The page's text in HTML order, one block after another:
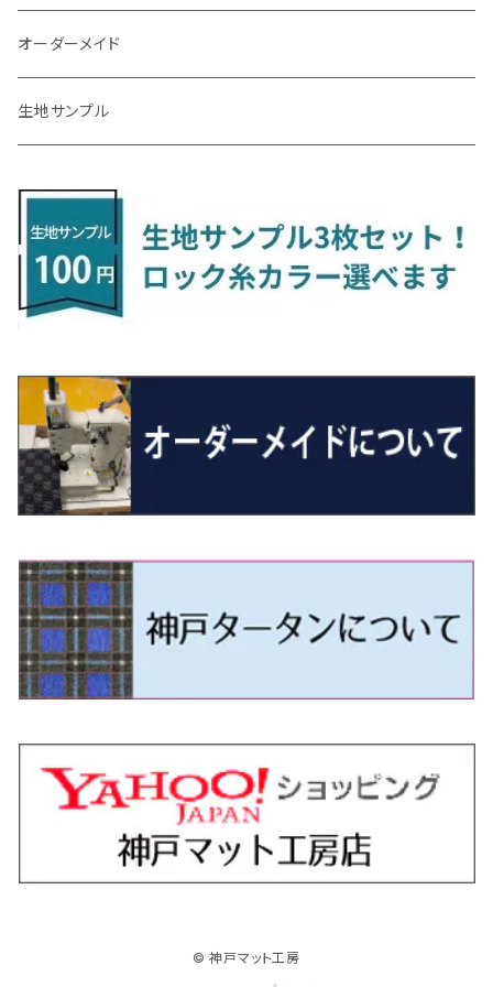
R3/7～ MXPK系
H23/9～H30/4 270系
アリオン
H23/10～R3/3 260系
アルファード/ヴェルファイアＨＶ
H27/1～R5/6 30系
R5/6～ 40系
H24/4～29/10 20系
ヴィッツ
H22/12～R2/3 130系
ヴォクシー
H26/1～R4/1 80系
R4/1～ 90系
エスクァイア
H26/10～R3/12 80系
エスティマ
H18/1～H24/5（前期）
H24/5～R1/10（後期）
エスティマ・ハイブリッド
H18/6～H24/5（前期）
H24/5～R1/10（後期）
オーリス
H24/8～H30/3 180系
カムリ
H24/5～ 160系
カローラ・クロス
カローラ・スポーツ
H29/10～
ＬＸ
H27/9～R3/10 URJ201W
ＮＸ
R3/11～ 20系
H26/10～
ＲＸ
H27/10～R4/7 20系5人乗
H29/12～R4/7 20系7人乗
R4/11～ 10系
ＵＸ
H30/11～
H24/6～ E26 3人乗
H24/6～ E26 5・6人乗
キューブ
H14/10～R2/3 Z11・Z12
キックス
R2/6~R8/6 15系(e-POWER)
R8/6～ 16系
H11/6～H16/10 Y34
サクラ
R4/5～ B6AW
シーマ
H13/1～R4/8 F50・Y51
シルビア
H3/1～H11/1 S13・S14
H11/1～H14/11 S15
シルフィ
H24/12～R3/10 TB17
ジューク
H22/6～R2/6 F15
スカイライン
H13/6～H18/11 V35
H26/2～ V37
スカイライン・クロスオーバー
H11/6～H16/10 Y34
H1/6～H11/6 Y30
セレナ
H22/11～H28/9 C26
H24/4～R4/1 S3系
H24/2～H26/9 S200系
H26/9～ S500系
シフォン
H28/12～R1/7 LA600/610
ジャスティ
H23/5～ LA100系
ソルテラ
R4/5~ XEAM10X・YEAM15X
ディアスワゴン
H21/9～R2/4 S300系
トレジア
H22/11～H28/3 120系
フォレスター
H14/2～ SG/SH/SJ/SK系
プレオ
H22/4～H30/3 L275/285
プレオプラス
H24/12～H29/5 LA300/310
レヴォーグ
H15/6～R2/8 BN/BM/BL系
レガシィアウトバック
H15/10～ BP/BR/BS/BT系
レガシィツーリングワゴン
R1/8～ GJ系
ＭＸ－３０
R2/10～ DREJ3P
アクセラ/アクセラ・スポーツ
H24/11～R1/8 GJ系
キャロル
H27/1～ HB36/37/97S
キャロルエコ
H24/11～H27/1 HB35S
スクラム
H17/9～ DG64/DG17
スクラムトラック
H25/9～ DG16T
デミオ
H19/7～R1/7 DE/DJ系
ビアンテ
H20/7～30/3 CC系
ファミリア バン
H30/6～ 160系
H24/10～ MJ系
フレアクロスオーバー
H26/1～ MS系
H14/6～ L880/LA400K
タフト
R2/6～ LA900/910S
タント
R1/7～ LA650/660
H28/11～ M900系
ハイゼット・キャディー
H28/6～R3/9 LA700V
ハイゼット・カーゴ
H16/12～ S300/S700系
ハイゼット・トラック
H11/1～ S200/S500系
ブーン
H28/4～R5/12 M700系
ミラ
H18/12～ L275/285
ミラ・イース
H23/9～ LA300系
ミラ・ココア
H30/6～ LA550/560S
ムーヴ
H26/12～R5/7 LA150/160S
ムーヴキャンバス
H28/2～ FF21S
エスクード
H17/5～H27/10 TA/TD系
エブリィ
H13/9～ DA系
クロスビー(XBEE)
H29/12～R7/10 MN71S
ジムニー
H3/6～ JA/JB系
ジムニーノマド
R7/4～ JC74W
ジムニーワイド/ジムニーシエラ
H10/1～H14/1 JB33/43W
H14/1～ JB43/74W
スイフト/スイフトスポーツ
H22/9～ スイフト
H23/12～
スペーシア/スペーシアカスタム/スペーシアギア
H25/3～R5/11
R5/11～ MK54S・MK94S
スペーシアベース
H23/1～H27/8 MA15S
H27/8～R2/12 MA26/36/46S
ハスラー
H26/1～ MR系
H25/6～H31/3 ｅｋカスタム
H31/3～ ｅｋクロス
ekクロスEV
R4/6～ B5AW
アイミーブ
H24/10～R2/12 GF系
アウトランダーＰＨＥＶ
H25/1～ GG/GN系 5人乗
エクリプスクロス/エクリプスクロスPHEV
H30/3～ GK/GL系
タウンボックス
H26/2～ DS17/64W
ディグニティ
H24/7～H29/1 BHGY51
デリカＤ：２
H23/3～ MB系
デリカＤ：３
H23/10～H31/4 BM20 7人乗
デリカＤ：５
R5/5～ B30系/BA系
パジェロ
H18/10～R1/8 7人乗ロング V90系
H29/9～R5/10 JF3/4
H24/7～H29/8 JF1/2
NBOXスラッシュ
H26/12～R2/2 JF1/2
NBOXジョイ
H24/11～R2/3 JG1・JG2
R2/11～ JG3・JG4
N-ONE e:
R7/9~ JG5
N-VAN
H30/7～ JJ1・JJ2
N-VAN e:
R6/10~ JJ3
N‐WGN/N‐WGNカスタム
H25/11～ JH1・JH2・JH3・JH4
S660
H27/4～R3/12 JW5
WR-V
R6/3～ DG5
ZR-V
H11/6～H30/7 バン HH5・HH6
H21/12～R3/4 トラック
アコード・アコードハイブリッド
H25/6～R2/2 CR系
H25/4～R3/4 AU系
R3/6～ CDD系
H16/4～28/1 １T系 トゥラン
シャラン
H23/2～ 7N系
Tクロス
R2/7～ A1D系
ティグアン
H20/9～H29/1 5NC系
トゥアレグ
H15/9～H30/4 7L/7P系
パサート
H23/5～H27/7 3CCAX
H27/7～ 3CC/3CD系
ザ・ビートル
H24/4～R3/4 16C系
ポロ
H21/10～H30/3 6RC系
H30/3～ AW系
H30/10～
H24/4～R1/6
Ｃクラス
H26/7～R4/2
ＣＬＡクラス
H27/6～R1/8
ＣＬＳクラス
H30/6～
Ｅクラス
H28/7～
ＧＬＡクラス
H26/5～R2/6
ＧＬＥクラス
R1/6～
Ｓクラス
H25/10～R3/10
Ｖクラス
H27/4～
MINIクロスオーバー
ラグマット
ラグマットセカンド（L）
ラグマットミニ（S）
オーダーメイド
生地サンプル
© 神戸マット工房